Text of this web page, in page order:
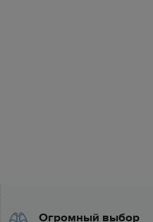
Огромный выбор